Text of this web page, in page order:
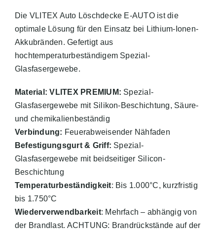
Die VLITEX Auto Löschdecke E-AUTO ist die
optimale Lösung für den Einsatz bei Lithium-Ionen-
Akkubränden. Gefertigt aus
hochtemperaturbeständigem Spezial-
Glasfasergewebe.
Material: VLITEX PREMIUM: Spezial-
Glasfasergewebe mit Silikon-Beschichtung, Säure-
und chemikalienbeständig
Verbindung: Feuerabweisender Nähfaden
Befestigungsgurt & Griff: Spezial-
Glasfasergewebe mit beidseitiger Silicon-
Beschichtung
Temperaturbeständigkeit: Bis 1.000°C, kurzfristig
bis 1.750°C
Wiederverwendbarkeit: Mehrfach – abhängig von
der Brandlast. ACHTUNG: Brandrückstände auf der